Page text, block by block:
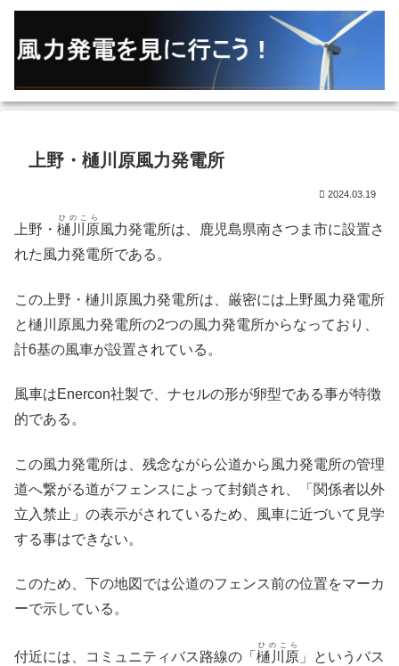
上野・樋川原風力発電所
2024.03.19
上野・ 樋川原
ひのこら
風力発電所は、鹿児島県南さつま市に設置さ
れた風力発電所である。
この上野・樋川原風力発電所は、厳密には上野風力発電所
と樋川原風力発電所の2つの風力発電所からなっており、
計6基の風車が設置されている。
風車はEnercon社製で、ナセルの形が卵型である事が特徴
的である。
この風力発電所は、残念ながら公道から風力発電所の管理
道へ繋がる道がフェンスによって封鎖され、「関係者以外
立入禁止」の表示がされているため、風車に近づいて見学
する事はできない。
このため、下の地図では公道のフェンス前の位置をマーカ
ーで示している。
付近には、コミュニティバス路線の「 樋川原
ひのこら
」というバス